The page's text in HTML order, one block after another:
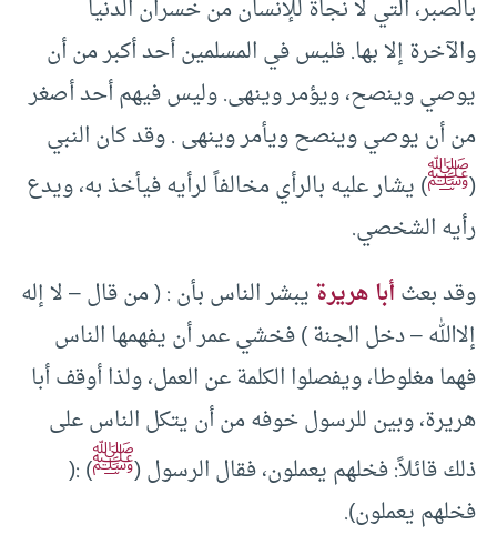
بالصبر، التي لا نجاة للإنسان من خسران الدنيا
والآخرة إلا بها. فليس في المسلمين أحد أكبر من أن
يوصي وينصح، ويؤمر وينهى. وليس فيهم أحد أصغر
من أن يوصي وينصح ويأمر وينهى . وقد كان النبي
(ﷺ) يشار عليه بالرأي مخالفاً لرأيه فيأخذ به، ويدع
رأيه الشخصي.
وقد بعثأبا هريرةيبشر الناس بأن : ( من قال – لا إله
إلاالله – دخل الجنة ) فخشي عمر أن يفهمها الناس
فهما مغلوطا، ويفصلوا الكلمة عن العمل، ولذا أوقف أبا
هريرة، وبين للرسول خوفه من أن يتكل الناس على
ذلك قائلاً: فخلهم يعملون، فقال الرسول (ﷺ) :(
فخلهم يعملون).